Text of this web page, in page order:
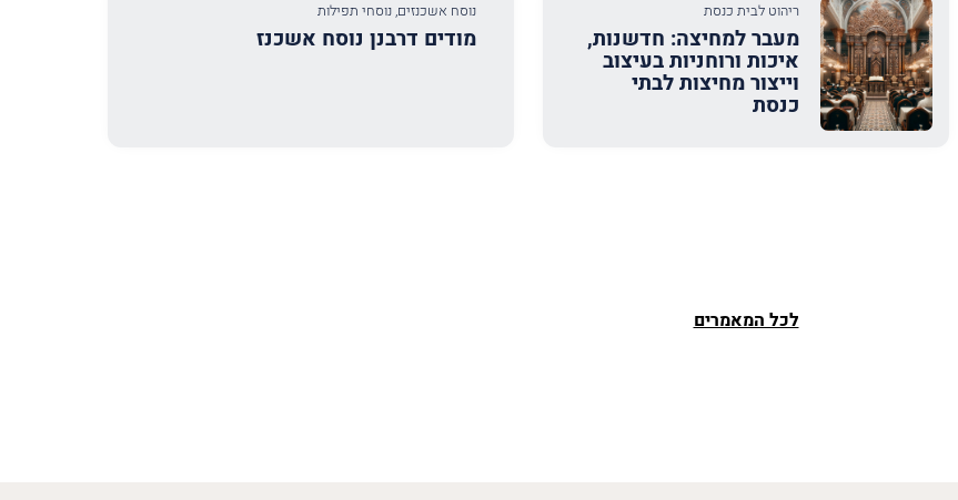
ריהוט לבית כנסת
מעבר למחיצה: חדשנות,
איכות ורוחניות בעיצוב
וייצור מחיצות לבתי
כנסת
נוסח אשכנזים,נוסחי תפילות
מודים דרבנן נוסח אשכנז
לכל המאמרים